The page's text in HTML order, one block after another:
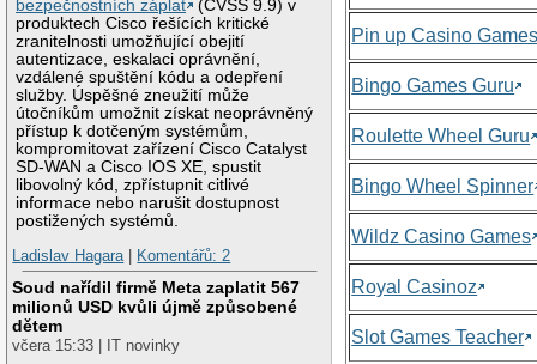
bezpečnostních záplat
(CVSS 9.9) v
produktech Cisco řešících kritické
zranitelnosti umožňující obejití
autentizace, eskalaci oprávnění,
vzdálené spuštění kódu a odepření
služby. Úspěšné zneužití může
útočníkům umožnit získat neoprávněný
přístup k dotčeným systémům,
kompromitovat zařízení Cisco Catalyst
SD-WAN a Cisco IOS XE, spustit
libovolný kód, zpřístupnit citlivé
informace nebo narušit dostupnost
postižených systémů.
Ladislav Hagara| Komentářů: 2
Soud nařídil firmě Meta zaplatit 567
milionů USD kvůli újmě způsobené
dětem
včera 15:33 | IT novinky
Pin up Casino
Bingo Games Guru
Roulette Wheel Guru
Bingo Wheel Spinner
Wildz Casino Games
Royal Casinoz
Slot Games Teacher